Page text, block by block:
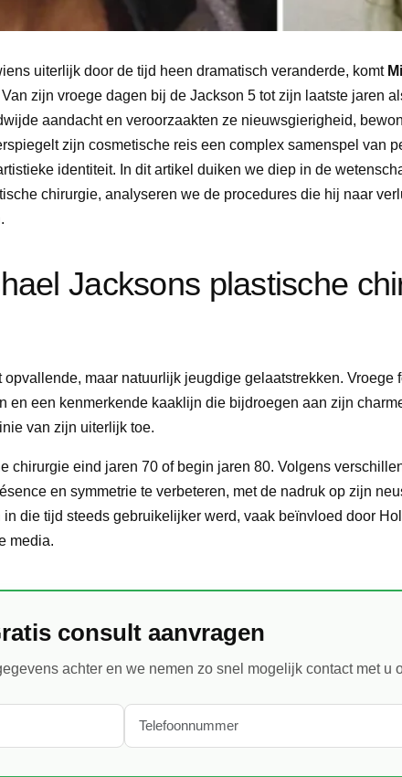
uiterlijk door de tijd heen dramatisch veranderde, komt
zijn vroege dagen bij de Jackson 5 tot zijn laatste jaren
aandacht en veroorzaakten ze nieuwsgierigheid,
zijn cosmetische reis een complex samenspel van
identiteit. In dit artikel duiken we diep in de
chirurgie, analyseren we de procedures die hij naar
Jacksons plastische
maar natuurlijk jeugdige gelaatstrekken. Vroege
en een kenmerkende kaaklijn die bijdroegen aan zijn
van zijn uiterlijk toe.
chirurgie eind jaren 70 of begin jaren 80. Volgens
en symmetrie te verbeteren, met de nadruk op zijn
die tijd steeds gebruikelijker werd, vaak beïnvloed door
media.
consult aanvragen
achter en we nemen zo snel mogelijk contact met u